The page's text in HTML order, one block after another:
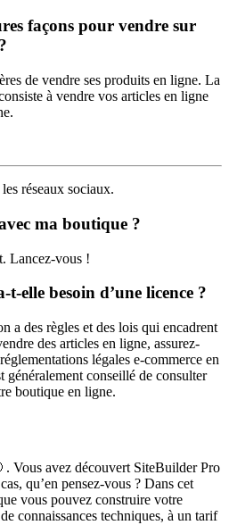
façons pour vendre sur
de vendre ses produits en ligne. La
à vendre vos articles en ligne
réseaux sociaux.
ma boutique ?
Lancez-vous !
elle besoin d’une licence ?
a des règles et des lois qui encadrent
des articles en ligne, assurez-
légales e-commerce en
généralement conseillé de consulter
boutique en ligne.
Vous avez découvert SiteBuilder Pro
qu’en pensez-vous ? Dans cet
vous pouvez construire votre
connaissances techniques, à un tarif